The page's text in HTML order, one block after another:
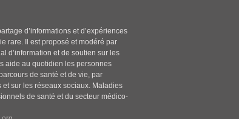
d’informations et d’expériences
rare. Il est proposé et modéré par
d’information et de soutien sur les
aide au quotidien les personnes
de santé et de vie, par
sur les réseaux sociaux. Maladies
de santé et du secteur médico-